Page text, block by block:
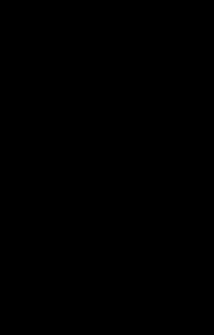
1521 | R 91/950
... des
Wirsung, 1521 | R
der
vonn welchen
4870<P>